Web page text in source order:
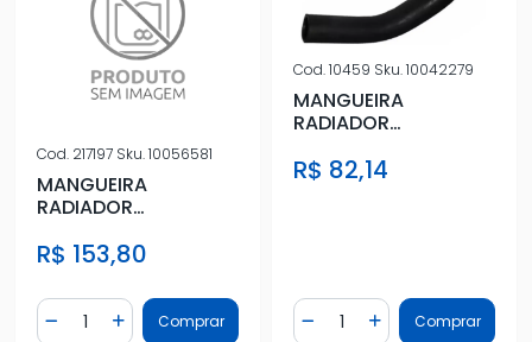
Cod. 217197 Sku.10056581
MANGUEIRA
RADIADOR
TRITON 3.2 2010/
R$ 153,80
Diminuir Quantidade
Quantidade
Adicionar Quantidade
Comprar
Cod.10459 Sku.10042279
MANGUEIRA
RADIADOR
TRITON 3.2 DIESEL
R$ 82,14
Diminuir Quantidade
Quantidade
AdicionarComprar